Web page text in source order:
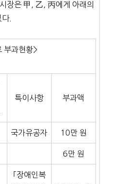
장은 甲, 乙, 丙에게 아래의
.
부과현황>
특이사항 부과액
국가유공자 10만 원
6만 원
｢장애인복